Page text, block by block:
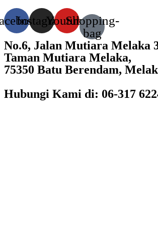
InstagramYoutube
Shopping-
bag
No.6, Jalan Mutiara Melaka
Taman Mutiara Melaka,
75350 Batu Berendam,
Hubungi Kami di: 06-317